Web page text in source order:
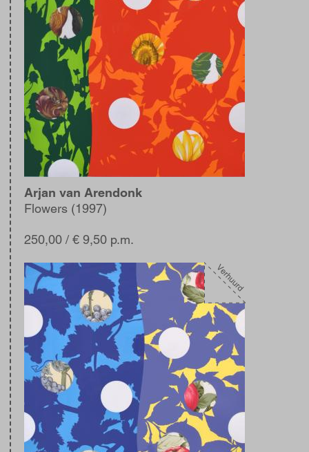
Arjan van Arendonk
Flowers (1997)
250,00 / € 9,50 p.m.
Afbeelding